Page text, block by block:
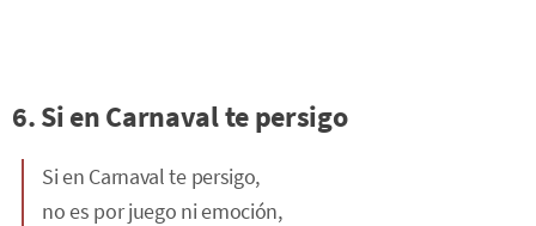
6. Si en Carnaval te persigo
Si en Carnaval te persigo,
no es por juego ni emoción,